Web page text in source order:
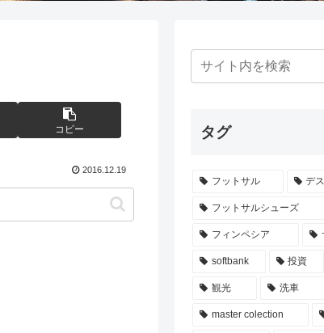
コピー
2016.12.19
タグ
フットサル デ
フットサルシューズ
フィンペシア
softbank 投資
観光 洗車
master colection